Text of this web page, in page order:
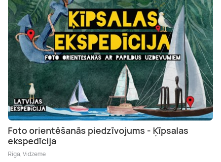
Foto orientēšanās piedzīvojums - Ķīpsalas
ekspedīcija
Rīga, Vidzeme